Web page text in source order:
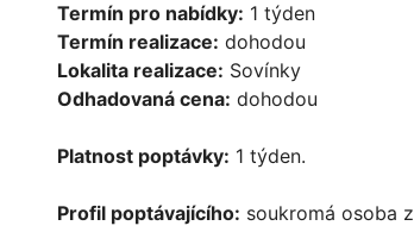
Termín pro nabídky: 1 týden
Termín realizace: dohodou
Lokalita realizace: Sovínky
Odhadovaná cena: dohodou
Platnost poptávky: 1 týden.
Profil poptávajícího: soukromá osoba